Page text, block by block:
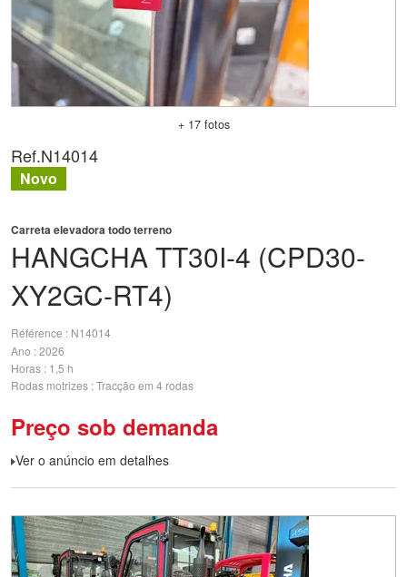
+ 17 fotos
HANGCHATT30I-4 (CPD30-
XY2GC-RT4)
Carreta elevadora todo terreno
Référence
N14014
Ano 2026
Horas 1,5 h
Rodas motrizes Tracção em 4 rodas
Preço sob demanda
Ver o anúncio em detalhes
Ref.N14014
Novo